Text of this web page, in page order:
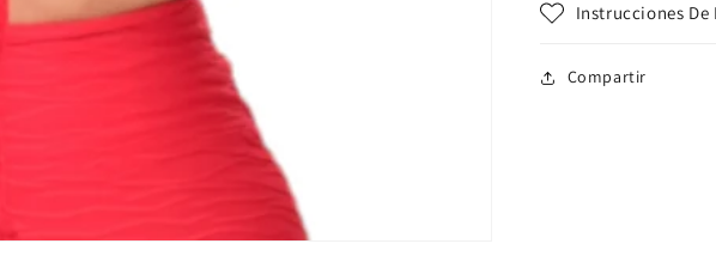
Instrucciones De
Compartir